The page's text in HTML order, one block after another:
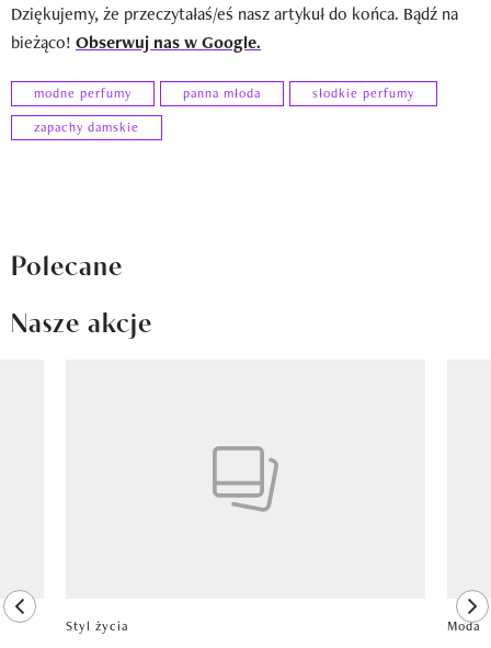
Dziękujemy, że przeczytałaś/eś nasz artykuł do końca. Bądź na
bieżąco! Obserwuj nas w Google.
modne perfumy panna młoda
słodkie perfumy
zapachy damskie
Polecane
Nasze akcje
previous element
Styl życia Moda